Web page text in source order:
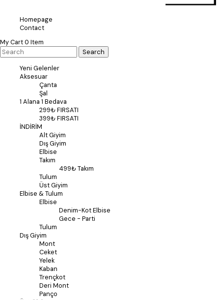
Homepage
Contact
My Cart0 Item
Yeni Gelenler
Aksesuar
Çanta
Şal
1 Alana 1 Bedava
299₺ FIRSATI
399₺ FIRSATI
İNDİRİM
Alt Giyim
Dış Giyim
Elbise
Takım
499₺ Takım
Tulum
Üst Giyim
Elbise & Tulum
Elbise
Denim-Kot Elbise
Gece - Parti
Tulum
Dış Giyim
Mont
Ceket
Yelek
Kaban
Trençkot
Deri Mont
Panço